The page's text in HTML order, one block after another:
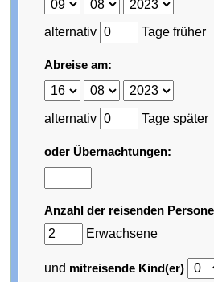
alternativ Tage früher
Abreise am:
alternativ Tage später
oder Übernachtungen:
Anzahl der reisenden
Erwachsene
und mitreisende Kind(er)